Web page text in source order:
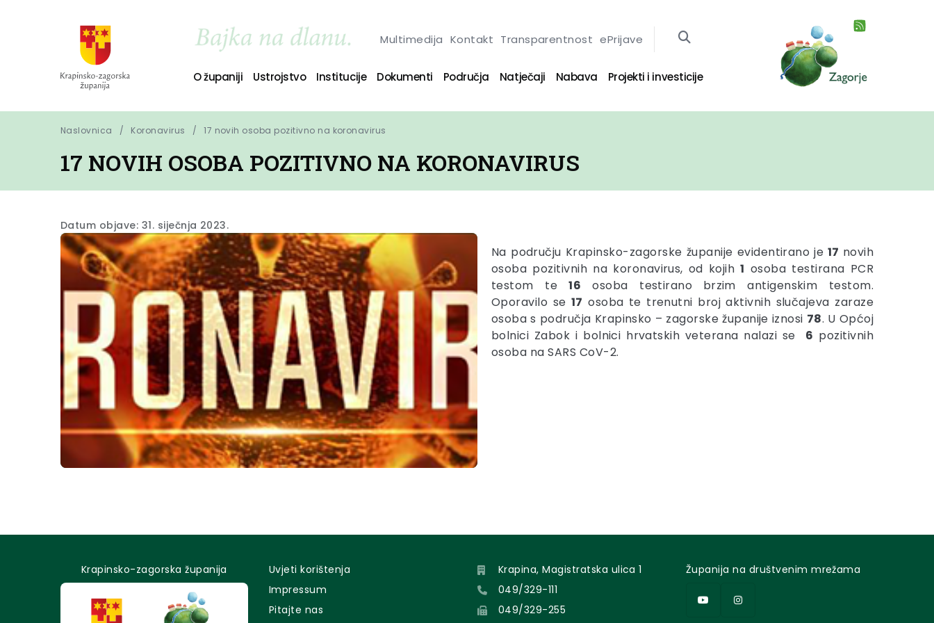
Multimedija Kontakt Transparentnost ePrijave
O županiji Ustrojstvo Institucije Dokumenti Područja Natječaji Nabava Projekti i investicije
Naslovnica Koronavirus 17 novih osoba pozitivno na koronavirus
17 NOVIH OSOBA POZITIVNO NA KORONAVIRUS
Datum objave: 31. siječnja 2023.
Na području Krapinsko-zagorske županije evidentirano je 17 novih
osoba pozitivnih na koronavirus, od kojih1 osoba testirana PCR
testom te16 osoba testirano
brzim antigenskim testom.
Oporavilo se 17 osoba te trenutni broj aktivnih slučajeva zaraze
osoba s područja Krapinsko – zagorske županije iznosi 78. U Općoj
bolnici Zabok i bolnici hrvatskih veterana nalazi se
6 pozitivnih
osoba na SARS CoV-2.
Krapinsko-zagorska županija
Uvjeti korištenja
Impressum
Pitajte nas
Krapina, Magistratska ulica 1
049/329-111
049/329-255
Županija na društvenim mrežama